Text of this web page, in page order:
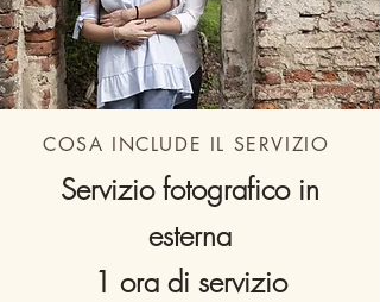
COSA INCLUDE IL SERVIZIO
Servizio fotografico in
esterna
1 ora di servizio